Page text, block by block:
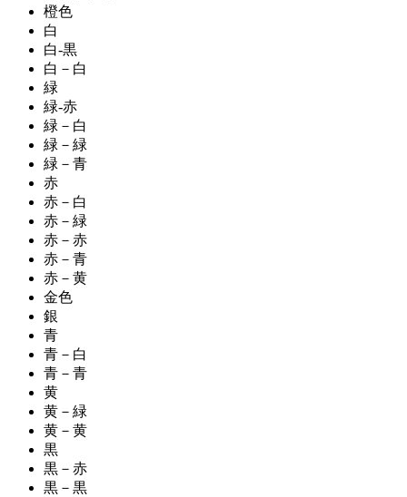
橙色
白
白-黒
白－白
緑
緑-赤
緑－白
緑－緑
緑－青
赤
赤－白
赤－緑
赤－赤
赤－青
赤－黄
金色
銀
青
青－白
青－青
黄
黄－緑
黄－黄
黒
黒－赤
黒－黒